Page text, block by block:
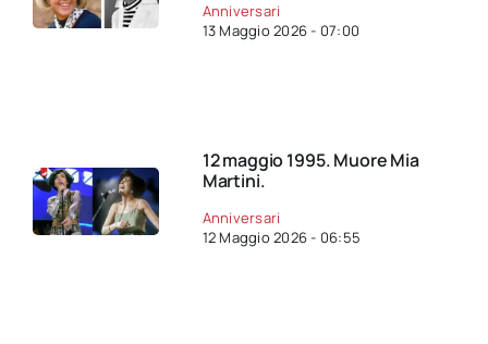
Anniversari
13 Maggio 2026 - 07:00
12 maggio 1995. Muore Mia
Martini.
Anniversari
12 Maggio 2026 - 06:55